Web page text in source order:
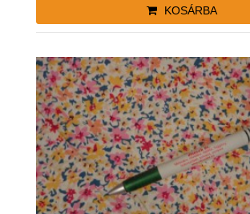
KOSÁRBA